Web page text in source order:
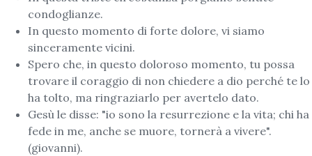
condoglianze.
In questo momento di forte dolore, vi siamo
sinceramente vicini.
Spero che, in questo doloroso momento, tu possa
trovare il coraggio di non chiedere a dio perché te lo
ha tolto, ma ringraziarlo per avertelo dato.
Gesù le disse: "io sono la resurrezione e la vita; chi ha
fede in me, anche se muore, tornerà a vivere".
(giovanni).